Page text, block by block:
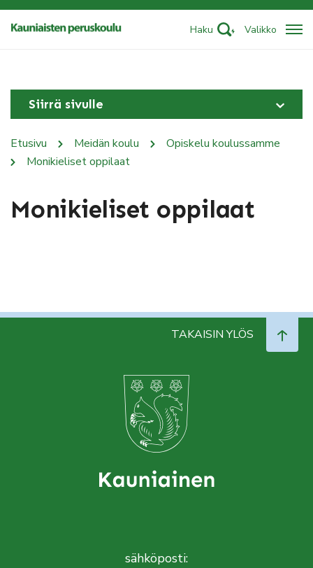
Haku Valikko
Siirrä sivulle
Etusivu Meidän koulu
Opiskelu koulussamme
Monikieliset oppilaat
Monikieliset oppilaat
TAKAISIN YLÖS
sähköposti: